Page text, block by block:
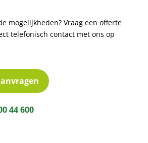
mogelijkheden? Vraag een offerte
telefonisch contact met ons op
44 600